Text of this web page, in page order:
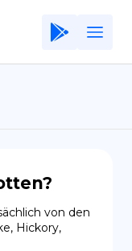
von den
Hickory,